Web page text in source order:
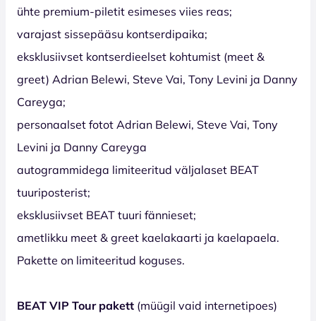
ühte premium-piletit esimeses viies reas;
varajast sissepääsu kontserdipaika;
eksklusiivset kontserdieelset kohtumist (meet &
greet) Adrian Belewi, Steve Vai, Tony Levini ja Danny
Careyga;
personaalset fotot Adrian Belewi, Steve Vai, Tony
Levini ja Danny Careyga
autogrammidega limiteeritud väljalaset BEAT
tuuriposterist;
eksklusiivset BEAT tuuri fännieset;
ametlikku meet & greet kaelakaarti ja kaelapaela.
Pakette on limiteeritud koguses.
BEAT VIP Tour pakett (müügil vaid internetipoes)